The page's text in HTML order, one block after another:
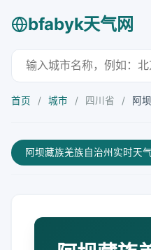
bfabyk天气网
首页 / 城市 / 四川省 / 阿
阿坝藏族羌族自治州实时天气